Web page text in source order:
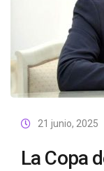
21 junio, 2025
La Copa